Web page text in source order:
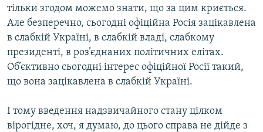
тільки згодом можемо знати, що за цим криється.
Але безперечно, сьогодні офіційна Росія зацікавлена
в слабкій Україні, в слабкій владі, слабкому
президенті, в роз’єднаних політичних елітах.
Об’єктивно сьогодні інтерес офіційної Росії такий,
що вона зацікавлена в слабкій Україні.
І тому введення надзвичайного стану цілком
вірогідне, хоч, я думаю, до цього справа не дійде з